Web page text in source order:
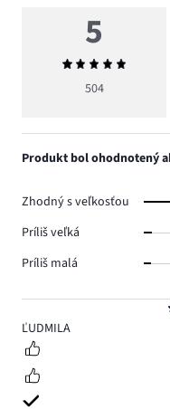
5
ĽUDMILA
5
Priemerné
hodnotenie
504
Produkt bol ohodnotený
Zhodný s veľkosťou
Príliš veľká
Príliš malá